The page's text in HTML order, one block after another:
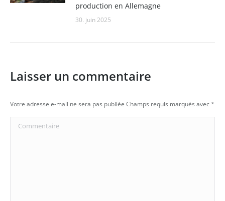
production en Allemagne
30. juin 2025
Laisser un commentaire
Votre adresse e-mail ne sera pas publiée Champs requis marqués avec*
Commentaire